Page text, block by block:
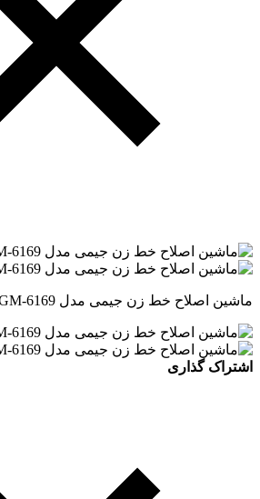
ماشین اصلاح خط زن جیمی مدل GM-6169
اشتراک گذاری